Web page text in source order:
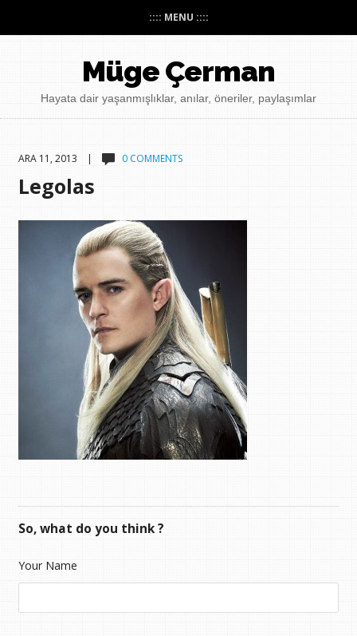
:::: MENU ::::
Müge Çerman
Hayata dair yaşanmışlıklar, anılar, öneriler, paylaşımlar
ARA 11, 2013 | 0 COMMENTS
Legolas
So, what do you think ?
Your Name